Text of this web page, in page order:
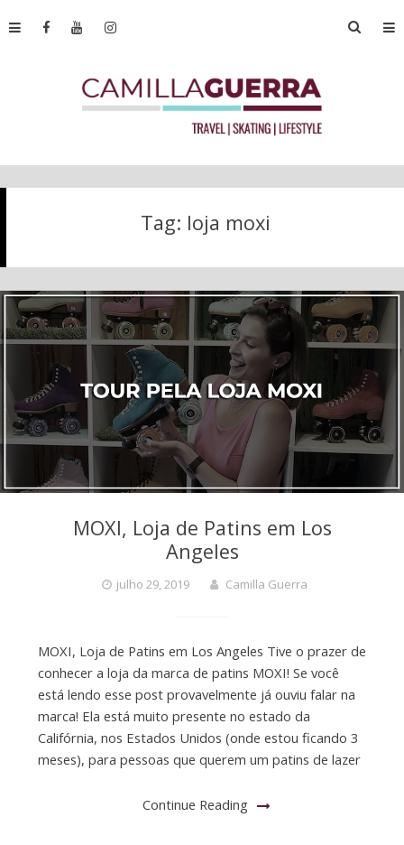
Tag: loja moxi
MOXI, Loja de Patins em Los
Angeles
julho 29, 2019 Camilla Guerra
MOXI, Loja de Patins em Los Angeles Tive o prazer de
conhecer a loja da marca de patins MOXI! Se você
está lendo esse post provavelmente já ouviu falar na
marca! Ela está muito presente no estado da
Califórnia, nos Estados Unidos (onde estou ficando 3
meses), para pessoas que querem um patins de lazer
Continue Reading